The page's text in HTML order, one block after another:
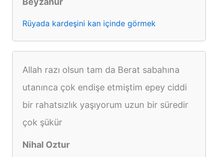
Rüyada kardeşini kan içinde görmek
Allah razı olsun tam da Berat sabahına
utanınca çok endişe etmiştim epey ciddi
bir rahatsızlık yaşıyorum uzun bir süredir
çok şükür
Nihal Oztur